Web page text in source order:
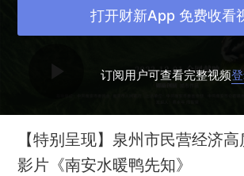
订阅用户可查看完整视频
打开财新App 免费收看
【特别呈现】泉州市民营经济
影片《南安水暖鸭先知》